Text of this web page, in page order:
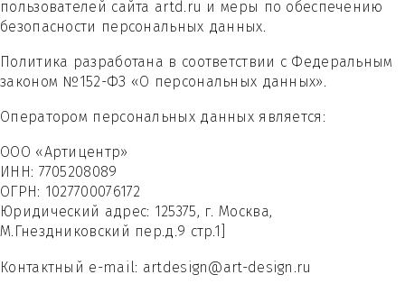
пользователей сайта artd.ru и меры по обеспечению
безопасности персональных данных.
Политика разработана в соответствии с Федеральным
законом №152-ФЗ «О персональных данных».
Оператором персональных данных является:
ООО «Артицентр»
ИНН: 7705208089
ОГРН: 1027700076172
Юридический адрес: 125375, г. Москва,
М.Гнездниковский пер.д.9 стр.1]
Контактный e-mail: artdesign@art-design.ru